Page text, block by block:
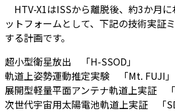
HTV-X1はISSから離脱後、約3か月
ットフォームとして、下記の技術実証
する計画です。
超小型衛星放出 「H-SSOD」
軌道上姿勢運動推定実験 「Mt. FUJI」
展開型軽量平面アンテナ軌道上実証 「
次世代宇宙用太陽電池軌道上実証 「